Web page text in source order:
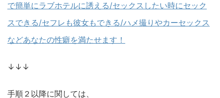
で簡単にラブホテルに誘える/セックスしたい時にセック
スできる/セフレも彼女もできる/ハメ撮りやカーセックス
などあなたの性癖を満たせます！
↓↓↓
手順２以降に関しては、